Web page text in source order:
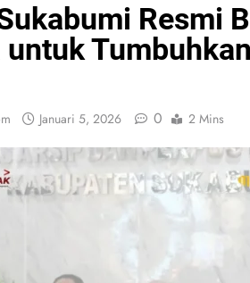
Resmi
untuk
Januari 5, 2026 0 2 Mins